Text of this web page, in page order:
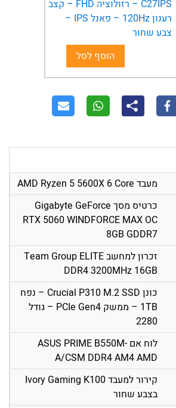
C27IPS – רזולוציה FHD – קצב
רענון 120Hz – פאנל IPS –
צבע שחור
הוסף לסל
מעבד AMD Ryzen 5 5600X 6 Core
כרטיס מסך Gigabyte GeForce
RTX 5060 WINDFORCE MAX OC
8GB GDDR7
זכרון למחשב Team Group ELITE
DDR4 3200MHz 16GB
כונן Crucial P310 M.2 SSD – נפח
1TB – ממשק PCIe Gen4 – גודל
2280
לוח אם ASUS PRIME B550M-
A/CSM DDR4 AM4 AMD
קירור למעבד Ivory Gaming K100
בצבע שחור